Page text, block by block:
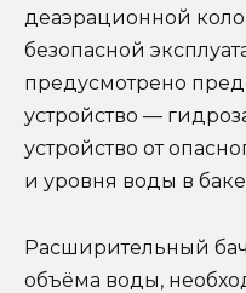
деаэрационной
безопасной
предусмотрено
устройство —
устройство от
и уровня воды в
Расширительный
объёма воды,